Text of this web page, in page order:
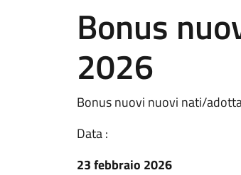
Bonus
2026
Bonus nuovi nuovi nati/
Data :
23 febbraio 2026